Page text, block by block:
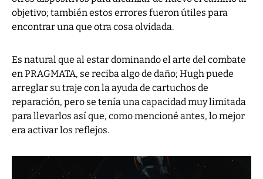
objetivo; también estos errores fueron útiles para
encontrar una que otra cosa olvidada.
Es natural que al estar dominando el arte del combate
en PRAGMATA, se reciba algo de daño; Hugh puede
arreglar su traje con la ayuda de cartuchos de
reparación, pero se tenía una capacidad muy limitada
para llevarlos así que, como mencioné antes, lo mejor
era activar los reflejos.